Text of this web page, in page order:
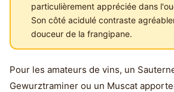
particulièrement appréciée dans
Son côté acidulé contraste
douceur de la frangipane.
Pour les amateurs de vins, un
Gewurztraminer ou un Muscat